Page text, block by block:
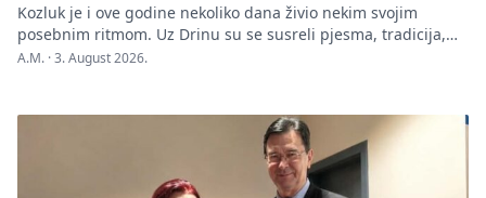
Kozluk je i ove godine nekoliko dana živio nekim svojim
posebnim ritmom. Uz Drinu su se susreli pjesma, tradicija,
gluma i ljudi, a „Susreti na Drini ’26“ još jednom su pokazali
se tih dana nije samo […]
A.M. ·3. August 2026.